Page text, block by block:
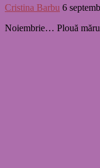
Cristina Barbu 6
Noiembrie… Plouă